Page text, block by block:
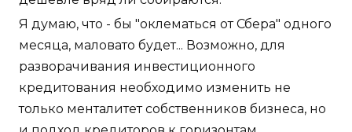
Я думаю, что - бы "оклематься от Сбера" одного
месяца, маловато будет... Возможно, для
разворачивания инвестиционного
кредитования необходимо изменить не
только менталитет собственников бизнеса, но